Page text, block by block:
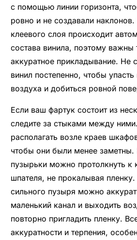
с помощью линии горизонта,
ровно и не создавали
клеевого слоя происходит
состава винила, поэтому важны
аккуратное прикладывание. Не
винил постепенно, чтобы
воздуха и добиться ровной
Если ваш фартук состоит из
следите за стыками между
располагать возле краев
чтобы они были менее
пузырьки можно протолкнуть
шпателя, не прокалывая
сильного пузыря можно
маленький канал и выходить
повторно пригладить пленку.
аккуратности и терпения,